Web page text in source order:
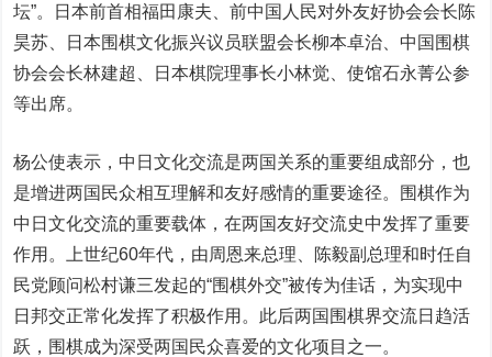
坛”。日本前首相福田康夫、前中国人民对外友好协会会长陈
昊苏、日本围棋文化振兴议员联盟会长柳本卓治、中国围棋
协会会长林建超、日本棋院理事长小林觉、使馆石永菁公参
等出席。
杨公使表示，中日文化交流是两国关系的重要组成部分，也
是增进两国民众相互理解和友好感情的重要途径。围棋作为
中日文化交流的重要载体，在两国友好交流史中发挥了重要
作用。上世纪60年代，由周恩来总理、陈毅副总理和时任自
民党顾问松村谦三发起的“围棋外交”被传为佳话，为实现中
日邦交正常化发挥了积极作用。此后两国围棋界交流日趋活
跃，围棋成为深受两国民众喜爱的文化项目之一。